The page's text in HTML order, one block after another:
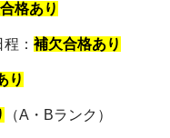
格あり
： 補欠合格あり
り
（A・Bランク）